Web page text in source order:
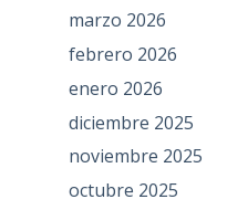
marzo 2026
febrero 2026
enero 2026
diciembre 2025
noviembre 2025
octubre 2025